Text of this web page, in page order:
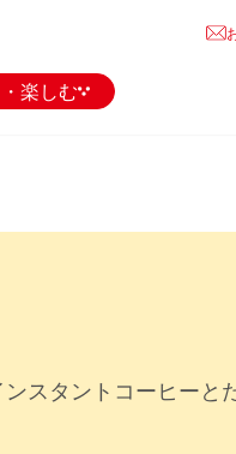
楽しむ
スタントコーヒーと